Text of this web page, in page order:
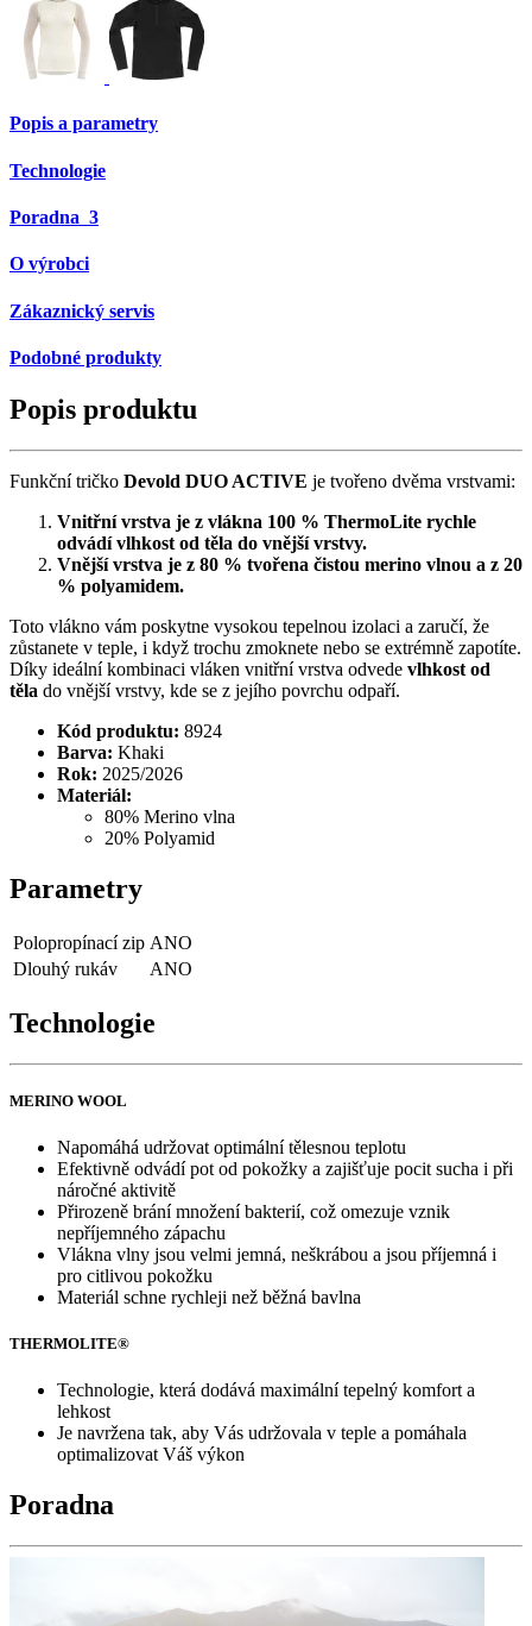
Popis a parametry
Technologie
Poradna 3
O výrobci
Zákaznický servis
Podobné produkty
Popis produktu
Funkční tričko Devold DUO ACTIVE je tvořeno dvěma vrstvami:
Vnitřní vrstva je z vlákna 100 % ThermoLite rychle
odvádí vlhkost od těla do vnější vrstvy.
Vnější vrstva je z 80 % tvořena čistou merino vlnou a z 20
% polyamidem.
Toto vlákno vám poskytne vysokou tepelnou izolaci a zaručí, že
zůstanete v teple, i když trochu zmoknete nebo se extrémně zapotíte.
Díky ideální kombinaci vláken vnitřní vrstva odvede vlhkost od
těla do vnější vrstvy, kde se z jejího povrchu odpaří.
Kód produktu: 8924
Barva: Khaki
Rok: 2025/2026
Materiál:
80% Merino vlna
20% Polyamid
Parametry
Polopropínací zip ANO
Dlouhý rukáv
ANO
Technologie
MERINO WOOL
Napomáhá udržovat optimální tělesnou teplotu
Efektivně odvádí pot od pokožky a zajišťuje pocit sucha i při
náročné aktivitě
Přirozeně brání množení bakterií, což omezuje vznik
nepříjemného zápachu
Vlákna vlny jsou velmi jemná, neškrábou a jsou příjemná i
pro citlivou pokožku
Materiál schne rychleji než běžná bavlna
THERMOLITE®
Technologie, která dodává maximální tepelný komfort a
lehkost
Je navržena tak, aby Vás udržovala v teple a pomáhala
optimalizovat Váš výkon
Poradna